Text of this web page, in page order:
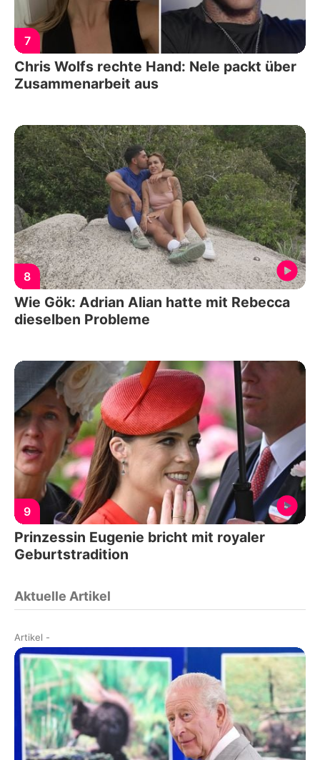
7
Chris Wolfs rechte Hand: Nele packt über
Zusammenarbeit aus
8
Wie Gök: Adrian Alian hatte mit Rebecca
dieselben Probleme
9
Prinzessin Eugenie bricht mit royaler
Geburtstradition
Aktuelle Artikel
Artikel -